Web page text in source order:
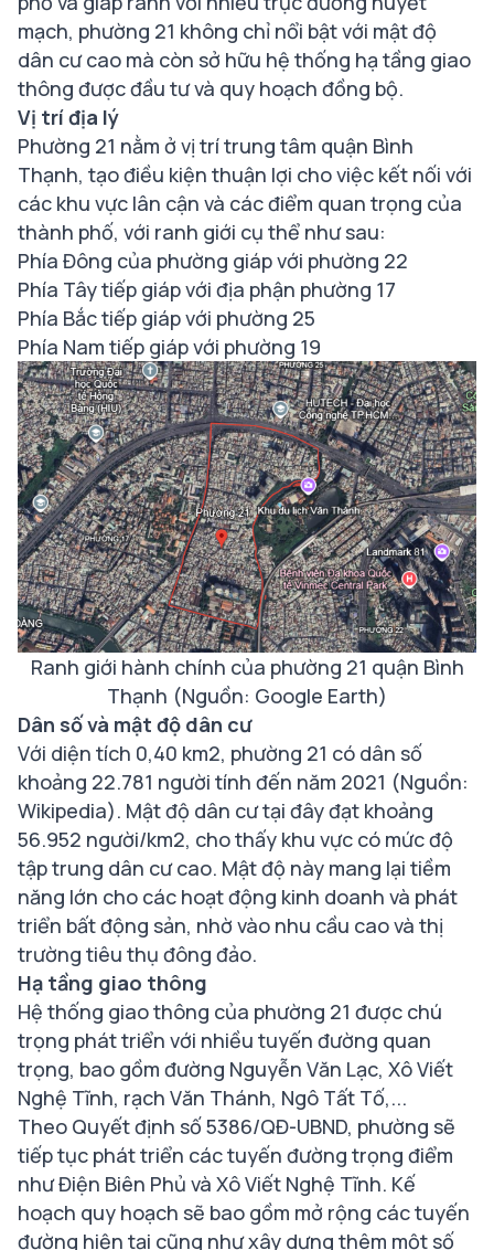
mạch, phường 21 không chỉ nổi bật với mật độ
dân cư cao mà còn sở hữu hệ thống hạ tầng giao
thông được đầu tư và quy hoạch đồng bộ.
Vị trí địa lý
Phường 21 nằm ở vị trí trung tâm quận Bình
Thạnh, tạo điều kiện thuận lợi cho việc kết nối với
các khu vực lân cận và các điểm quan trọng của
thành phố, với ranh giới cụ thể như sau:
Phía Đông của phường giáp với phường 22
Phía Tây tiếp giáp với địa phận phường 17
Phía Bắc tiếp giáp với phường 25
Phía Nam tiếp giáp với phường 19
Ranh giới hành chính của phường 21 quận Bình
Thạnh (Nguồn: Google Earth)
Dân số và mật độ dân cư
Với diện tích 0,40 km2, phường 21 có dân số
khoảng 22.781 người tính đến năm 2021 (Nguồn:
Wikipedia). Mật độ dân cư tại đây đạt khoảng
56.952 người/km2, cho thấy khu vực có mức độ
tập trung dân cư cao. Mật độ này mang lại tiềm
năng lớn cho các hoạt động kinh doanh và phát
triển bất động sản, nhờ vào nhu cầu cao và thị
trường tiêu thụ đông đảo.
Hạ tầng giao thông
Hệ thống giao thông của phường 21 được chú
trọng phát triển với nhiều tuyến đường quan
trọng, bao gồm đường Nguyễn Văn Lạc, Xô Viết
Nghệ Tĩnh, rạch Văn Thánh, Ngô Tất Tố,...
Theo Quyết định số 5386/QĐ-UBND, phường sẽ
tiếp tục phát triển các tuyến đường trọng điểm
như Điện Biên Phủ và Xô Viết Nghệ Tĩnh. Kế
hoạch quy hoạch sẽ bao gồm mở rộng các tuyến
đường hiện tại cũng như xây dựng thêm một số